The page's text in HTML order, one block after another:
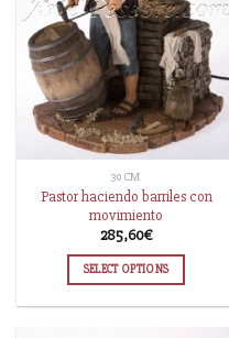
30 CM
Pastor haciendo barriles con
movimiento
285,60€
SELECT OPTIONS